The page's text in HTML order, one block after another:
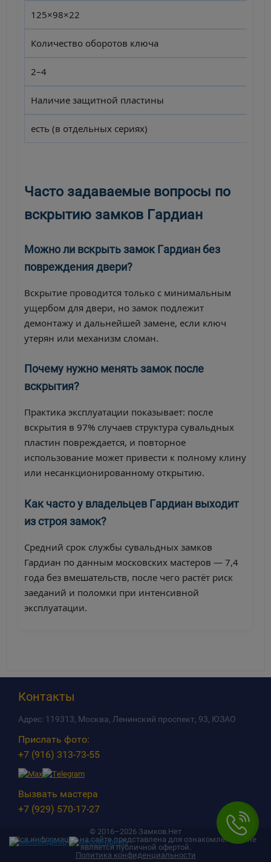
125×98×22
Количество оборотов ключа
2–4
Наличие защитной пластины
есть (в отдельных сериях)
Часто задаваемые вопросы по
вскрытию замков Гардиан
Можно ли вскрыть замок Гардиан без
повреждения двери?
Вскрытие проводится только с минимальным
ущербом для двери, но замок подлежит
демонтажу и дальнейшей замене, если ключ
утерян или механизм сломан.
Почему нужно менять замок после
вскрытия?
Практика эксплуатации показывает: после
вскрытия в 97% случаев структура сувальдных
пластин повреждается, и повторное
использование может привести к полному клину
или несанкционированному открытию.
Как часто у владельцев Гардиан выходит
из строя замок?
Средний срок службы сувальдных замков
Гардиан по данным московских мастеров — 7,4
года без вмешательств, после чего растёт риск
заеданий и поломки при интенсивной
эксплуатации.
Контакты
Адрес: 119313, Москва, Ленинский проспект, 93, ЮЗАО
Прислать фото:
+7 (916) 313-73-55
Вызвать мастера
+7 (929) 570-17-27
© 2016–2026 Замков.Нет
Вся информация на сайте представлена для ознакомления и не
является публичной офертой.
Политика конфиденциальности